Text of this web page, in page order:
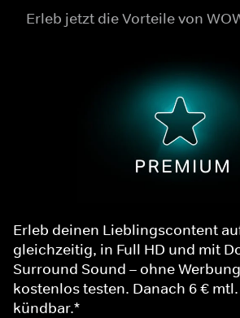
Erleb jetzt die Vorteile von
Erleb deinen Lieblingscontent
gleichzeitig, in Full HD und mit
Surround Sound – ohne
kostenlos testen. Danach 6 €
kündbar.*